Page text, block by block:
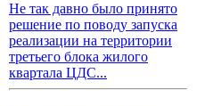
Не так давно было принято
решение по поводу запуска
реализации на территории
третьего блока жилого
квартала ЦДС...